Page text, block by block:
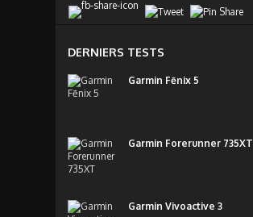
DERNIERS TESTS
Garmin Fēnix 5
Garmin Forerunner 735XT
Garmin Vivoactive 3